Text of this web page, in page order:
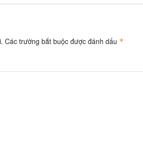
Các trường bắt buộc được đánh dấu *